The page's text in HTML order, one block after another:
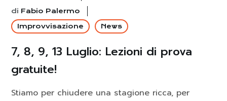
di Fabio Palermo
Improvvisazione
News
7, 8, 9, 13 Luglio: Lezioni di prova
gratuite!
Stiamo per chiudere una stagione ricca, per